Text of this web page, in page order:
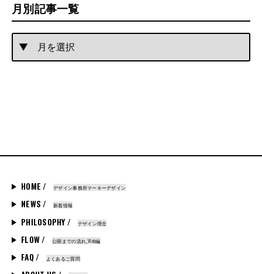
月別記事一覧
HOME / デザイン事務所マーキーデザイン
NEWS / 新着情報
PHILOSOPHY / デザイン理念
FLOW / 公開までの流れ_Web編
FAQ / よくあるご質問